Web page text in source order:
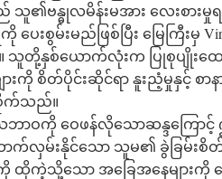
ဗန္ဓုလမိန်းမအား လေးစားမှုရ
းစွမ်းမည်ဖြစ်ပြီး မြေကြီးမှ
တို့နှစ်ယောက်လုံးက ပြုစုပျိုးထော
စိတ်ပိုင်းဆိုင်ရာ နူးညံ့မှုနှင့် စာန
စိုက်သည်။
ဘာဝကို ဝေဖန်လိုသောဆန္ဒကြေ
လှမ်းနိုင်သော သူမ၏ ခွဲခြမ်းစိတ်ဖ
ကဲ့သို့သော အခြေအနေများကို